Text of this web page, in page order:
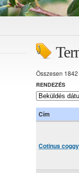
Összesen
RENDEZÉS
Cím
Cotinus